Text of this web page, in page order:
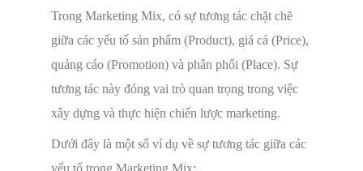
Trong Marketing Mix, có sự tương tác chặt chẽ
giữa các yếu tố sản phẩm (Product), giá cả (Price),
quảng cáo (Promotion) và phân phối (Place). Sự
tương tác này đóng vai trò quan trọng trong việc
xây dựng và thực hiện chiến lược marketing.
Dưới đây là một số ví dụ về sự tương tác giữa các